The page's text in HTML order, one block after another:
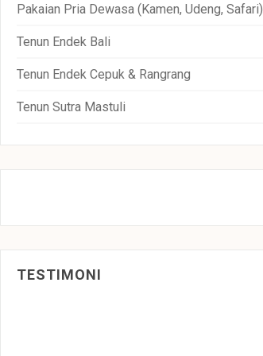
Pakaian Pria Dewasa (Kamen, Udeng, Safari)
Tenun Endek Bali
Tenun Endek Cepuk & Rangrang
Tenun Sutra Mastuli
TESTIMONI